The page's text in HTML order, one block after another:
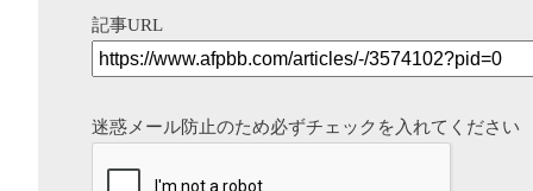
記事URL
迷惑メール防止のため必ずチェックを入れてください